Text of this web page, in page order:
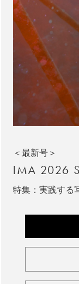
＜最新号＞
IMA 2026
特集：実践する